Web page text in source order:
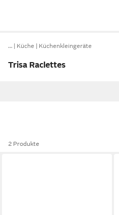
… Küche Küchenkleingeräte
Trisa Raclettes
2 Produkte